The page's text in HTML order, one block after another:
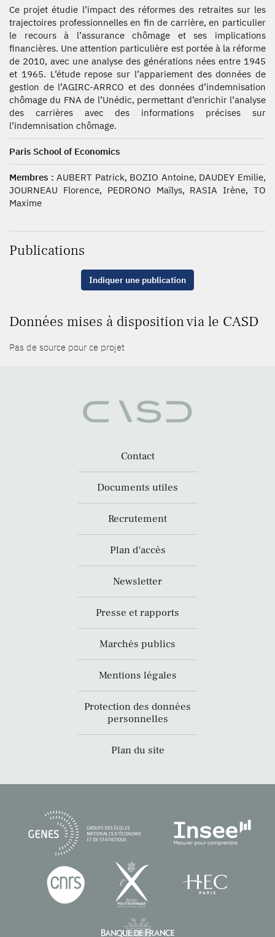
Ce projet étudie l’impact des réformes des retraites sur les
trajectoires professionnelles en fin de carrière, en particulier
le recours à l’assurance chômage et ses implications
financières. Une attention particulière est portée à la réforme
de 2010, avec une analyse des générations nées entre 1945
et 1965. L’étude repose sur l’appariement des données de
gestion de l’AGIRC-ARRCO et des données d’indemnisation
chômage du FNA de l’Unédic, permettant d’enrichir l’analyse
des carrières avec des informations précises sur
l’indemnisation chômage.
Paris School of Economics
Membres : AUBERT Patrick, BOZIO Antoine, DAUDEY Emilie,
JOURNEAU Florence, PEDRONO Maïlys, RASIA Irène, TO
Maxime
Publications
Indiquer une publication
Données mises à disposition via le CASD
Pas de source pour ce projet
Contact
Documents utiles
Recrutement
Plan d’accès
Newsletter
Presse et rapports
Marchés publics
Mentions légales
Protection des données
personnelles
Plan du site